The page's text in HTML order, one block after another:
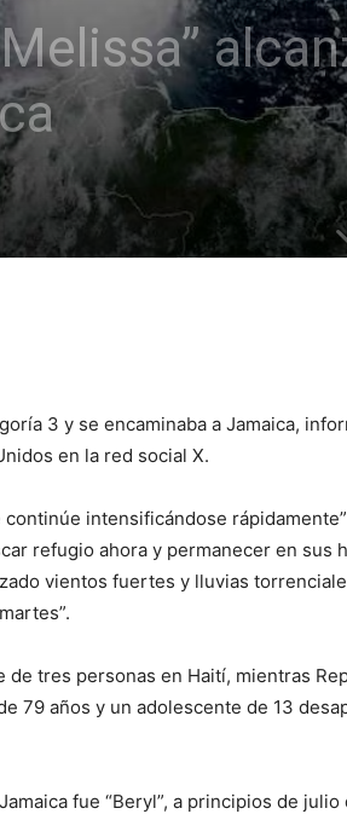
3 y se encaminaba a Jamaica,
en la red social X.
intensificándose
refugio ahora y permanecer en sus
vientos fuertes y lluvias
de tres personas en Haití, mientras
79 años y un adolescente de 13
fue “Beryl”, a principios de